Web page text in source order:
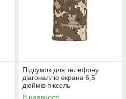
Підсумок для телефону
діагоналлю екрана 6,5
дюймів піксель
В наявності